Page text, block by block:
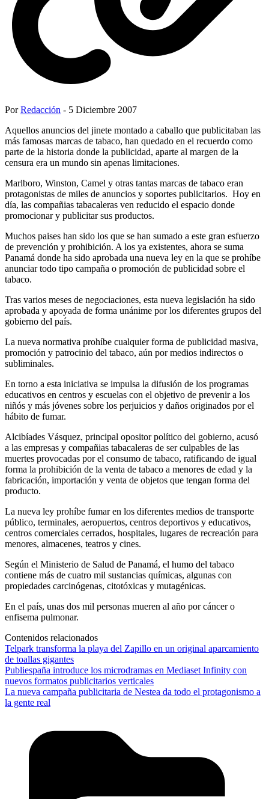
PorRedacción - 5 Diciembre 2007
Aquellos anuncios del jinete montado a caballo que publicitaban las
más famosas marcas de tabaco, han quedado en el recuerdo como
parte de la historia donde la publicidad, aparte al margen de la
censura era un mundo sin apenas limitaciones.
Marlboro, Winston, Camel y otras tantas marcas de tabaco eran
protagonistas de miles de anuncios y soportes publicitarios. Hoy en
día, las compañias tabacaleras ven reducido el espacio donde
promocionar y publicitar sus productos.
Muchos paises han sido los que se han sumado a este gran esfuerzo
de prevención y prohibición. A los ya existentes, ahora se suma
Panamá donde ha sido aprobada una nueva ley en la que se prohíbe
anunciar todo tipo campaña o promoción de publicidad sobre el
tabaco.
Tras varios meses de negociaciones, esta nueva legislación ha sido
aprobada y apoyada de forma unánime por los diferentes grupos del
gobierno del país.
La nueva normativa prohíbe cualquier forma de publicidad masiva,
promoción y patrocinio del tabaco, aún por medios indirectos o
subliminales.
En torno a esta iniciativa se impulsa la difusión de los programas
educativos en centros y escuelas con el objetivo de prevenir a los
niñós y más jóvenes sobre los perjuicios y daños originados por el
hábito de fumar.
Alcibíades Vásquez, principal opositor político del gobierno, acusó
a las empresas y compañias tabacaleras de ser culpables de las
muertes provocadas por el consumo de tabaco, ratificando de igual
forma la prohibición de la venta de tabaco a menores de edad y la
fabricación, importación y venta de objetos que tengan forma del
producto.
La nueva ley prohíbe fumar en los diferentes medios de transporte
público, terminales, aeropuertos, centros deportivos y educativos,
centros comerciales cerrados, hospitales, lugares de recreación para
menores, almacenes, teatros y cines.
Según el Ministerio de Salud de Panamá, el humo del tabaco
contiene más de cuatro mil sustancias químicas, algunas con
propiedades carcinógenas, citotóxicas y mutagénicas.
En el país, unas dos mil personas mueren al año por cáncer o
enfisema pulmonar.
Contenidos relacionados
Telpark transforma la playa del Zapillo en un original aparcamiento
de toallas gigantes
Publiespaña introduce los microdramas en Mediaset Infinity con
nuevos formatos publicitarios verticales
La nueva campaña publicitaria de Nestea da todo el protagonismo a
la gente real